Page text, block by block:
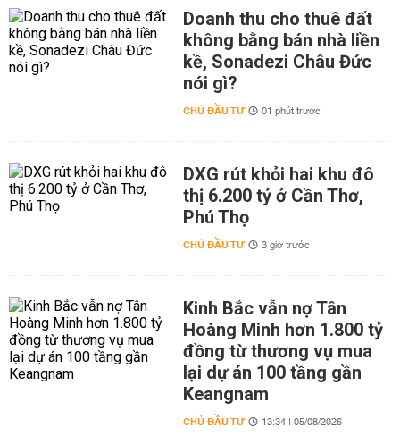
Doanh thu cho thuê đất
không bằng bán nhà liền
kề, Sonadezi Châu Đức
nói gì?
CHỦ ĐẦU TƯ 01 phút trước
DXG rút khỏi hai khu đô
thị 6.200 tỷ ở Cần Thơ,
Phú Thọ
CHỦ ĐẦU TƯ 3 giờ trước
Kinh Bắc vẫn nợ Tân
Hoàng Minh hơn 1.800 tỷ
đồng từ thương vụ mua
lại dự án 100 tầng gần
Keangnam
CHỦ ĐẦU TƯ 13:34 | 05/08/2026